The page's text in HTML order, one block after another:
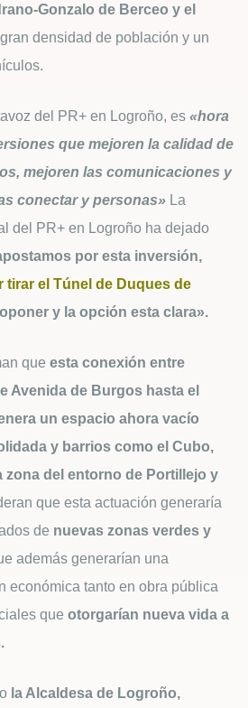
Gonzalo de Berceo y el
densidad de población y un
del PR+ en Logroño, es «hora
que mejoren la calidad de
mejoren las comunicaciones y
conectar y personas» La
del PR+ en Logroño ha dejado
por esta inversión,
tirar el Túnel de Duques de
y la opción esta clara».
que esta conexión entre
Avenida de Burgos hasta el
un espacio ahora vacío
y barrios como el Cubo,
zona del entorno de Portillejo y
que esta actuación generaría
de nuevas zonas verdes y
además generarían una
económica tanto en obra pública
que otorgarían nueva vida a
la Alcaldesa de Logroño,